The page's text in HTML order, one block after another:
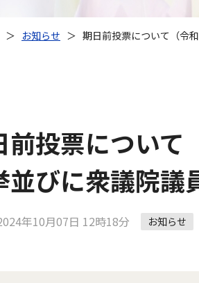
＞ お知らせ ＞ 期日前投票について（令
前投票につい
並びに衆議院議
年10月07日 12時18分 お知らせ